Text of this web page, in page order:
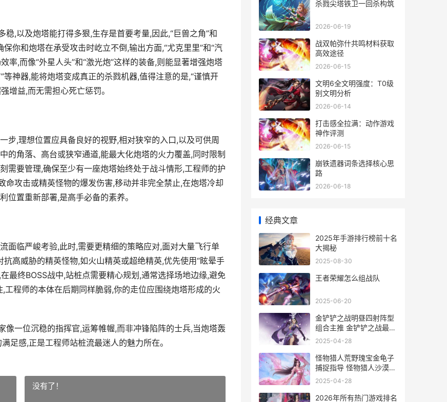
,以及炮塔能打得多狠,生存是首要考量,因此,“巨兽之角”和
你和炮塔在承受攻击时屹立不倒,输出方面,“尤克里里”和“汽
率,而像“外星人头”和“激光炮”这样的装备,则能显著增强炮塔
等神器,能将炮塔变成真正的杀戮机器,值得注意的是,“谨慎开
增益,而无需担心死亡惩罚。
步,理想位置应具备良好的视野,相对狭窄的入口,以及可供周
的角落、高台或狭窄通道,能最大化炮塔的火力覆盖,同时限制
需要管理,确保至少有一座炮塔始终处于战斗情形,工程师的护
攻击或精英怪物的爆发伤害,移动并非完全禁止,在炮塔冷却
位置重新部署,是高手必备的素养。
面临严峻考验,此时,需要更精细的策略应对,面对大量飞行单
抗高威胁的精英怪物,如火山精英或超绝精英,优先使用“眩晕手
最终BOSS战中,站桩点需要精心规划,通常选择场地边缘,避免
程师的本体在后期同样脆弱,你的走位应围绕炮塔形成的火
一位沉稳的指挥官,运筹帷幄,而非冲锋陷阵的士兵,当炮塔轰
足感,正是工程师站桩流最迷人的魅力所在。
没有了！
杀戮尖塔铁卫一回杀构筑
2026-06-19
战双帕弥什共鸣材料获取
高效途径
2026-06-15
文明6全文明强度：T0级
别文明分析
2026-06-14
打击感全拉满：动作游戏
神作评测
2026-06-15
崩铁遗器词条选择核心思
路
2026-06-18
经典文章
2025年手游排行榜前十名
大揭秘
2025-08-30
王者荣耀怎么组战队
2025-06-20
金铲铲之战明昼四射阵型
组合主推 金铲铲之战最强
阵容最新黎明
2025-04-28
怪物猎人荒野瑰宝金龟子
捕捉指导 怪物猎人沙漠玫
瑰
2025-04-28
2026年所有热门游戏排名